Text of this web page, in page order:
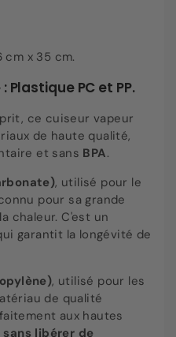
cm x 35 cm.
PC et PP.
ce cuiseur vapeur
de haute qualité,
et sans BPA.
, utilisé pour le
pour sa grande
chaleur. C'est un
garantit la longévité de
, utilisé pour les
de qualité
aux hautes
sans libérer de